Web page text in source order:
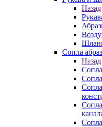
Назад
Сопла
Назад